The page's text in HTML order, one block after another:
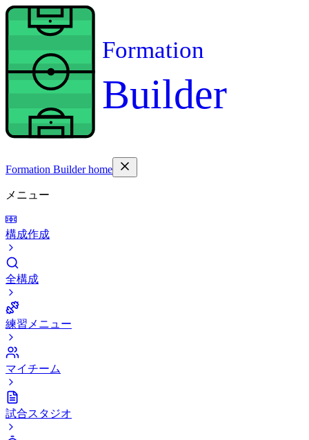
Formation
Builder
Formation Builder home
メニュー
構成作成
全構成
練習メニュー
マイチーム
試合スタジオ